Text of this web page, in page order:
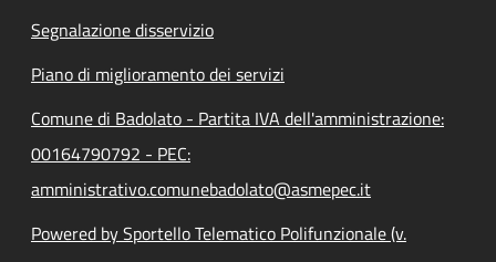
Segnalazione disservizio
Piano di miglioramento dei servizi
Comune di Badolato - Partita IVA dell'amministrazione:
00164790792 - PEC:
amministrativo.comunebadolato@asmepec.it
Powered by Sportello Telematico Polifunzionale (v.